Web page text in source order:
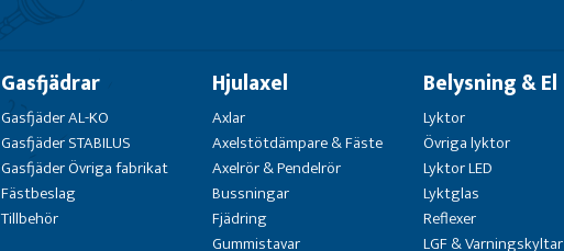
Gasfjädrar
Gasfjäder AL-KO
Gasfjäder STABILUS
Gasfjäder Övriga fabrikat
Fästbeslag
Tillbehör
Hjulaxel
Axlar
Axelstötdämpare & Fäste
Axelrör & Pendelrör
Bussningar
Fjädring
Gummistavar
Belysning & El
Lyktor
Övriga lyktor
Lyktor LED
Lyktglas
Reflexer
LGF & Varningskyltar